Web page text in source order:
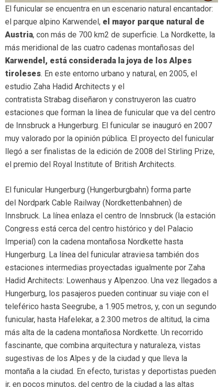
El funicular se encuentra en un escenario natural encantador:
el parque alpino Karwendel, el mayor parque natural de
Austria, con más de 700 km2 de superficie. La Nordkette, la
más meridional de las cuatro cadenas montañosas del
Karwendel, está considerada la joya de los Alpes
tiroleses. En este entorno urbano y natural, en 2005, el
estudio Zaha Hadid Architects y el
contratista Strabag diseñaron y construyeron las cuatro
estaciones que forman la línea de funicular que va del centro
de Innsbruck a Hungerburg. El funicular se inauguró en 2007
muy valorado por la opinión pública. El proyecto del funicular
llegó a ser finalistas de la edición de 2008 del Stirling Prize,
el premio del Royal Institute of British Architects.
El funicular Hungerburg (Hungerburgbahn) forma parte
del Nordpark Cable Railway (Nordkettenbahnen) de
Innsbruck. La línea enlaza el centro de Innsbruck (la estación
Congress está cerca del centro histórico y del Palacio
Imperial) con la cadena montañosa Nordkette hasta
Hungerburg. La línea del funicular atraviesa también dos
estaciones intermedias proyectadas igualmente por Zaha
Hadid Architects: Lowenhaus y Alpenzoo. Una vez llegados a
Hungerburg, los pasajeros pueden continuar su viaje con el
teleférico hasta Seegrube, a 1.905 metros, y, con un segundo
funicular, hasta Hafelekar, a 2.300 metros de altitud, la cima
más alta de la cadena montañosa Nordkette. Un recorrido
fascinante, que combina arquitectura y naturaleza, vistas
sugestivas de los Alpes y de la ciudad y que lleva la
montaña a la ciudad. En efecto, turistas y deportistas pueden
ir, en pocos minutos, del centro de la ciudad a las altas